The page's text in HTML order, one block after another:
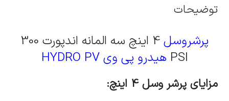
توضیحات
پرشروسل
4 اینچ سه المانه اندپورت 300
PSI هیدرو پی وی HYDRO PV
مزایای پرشر وسل 4 اینچ: